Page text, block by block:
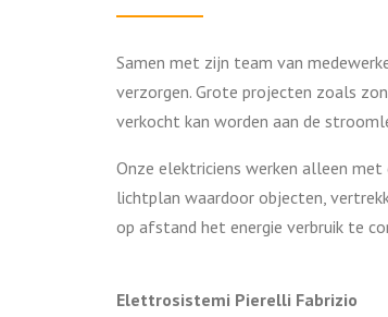
Samen met zijn team van
verzorgen. Grote projecten zoals
verkocht kan worden aan de
Onze elektriciens werken alleen
lichtplan waardoor objecten,
op afstand het energie verbruik te
Elettrosistemi Pierelli Fabrizio